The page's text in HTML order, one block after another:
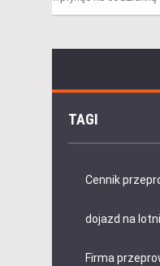
TAGI
Cennik
dojazd na
Firma